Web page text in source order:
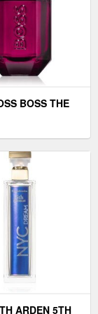
BOSS THE
DE PARFUM
ARDEN 5TH